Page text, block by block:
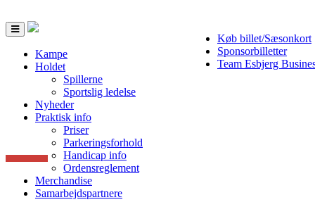
Køb billet/Sæsonkort
Sponsorbilletter
Team Esbjerg
Toggle
navigation
Kampe
Holdet
Spillerne
Sportslig ledelse
Nyheder
Praktisk info
Priser
Parkeringsforhold
Handicap info
Ordensreglement
Merchandise
Samarbejdspartnere